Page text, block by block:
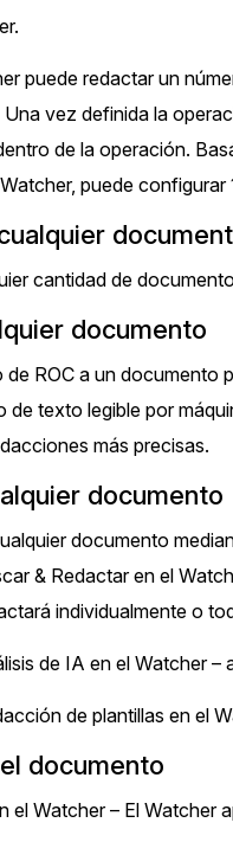
Redacción de
personal (PII), como
teléfono, direcciones,
Redacción en
Redacte
redactar una cantidad
Ahorre el 95% de su
miles de imágenes
automáticas de redacción
más avanzadas
Transcripción y
cualquier audio o video
puede redactar un
vez definida la
de la operación.
puede configurar
cantidad de
documento
de ROC a un documento
de texto legible por
más precisas.
documento
documento
& Redactar en el
individualmente o
de IA en el Watcher
de plantillas en el
documento
el Watcher – El Watcher